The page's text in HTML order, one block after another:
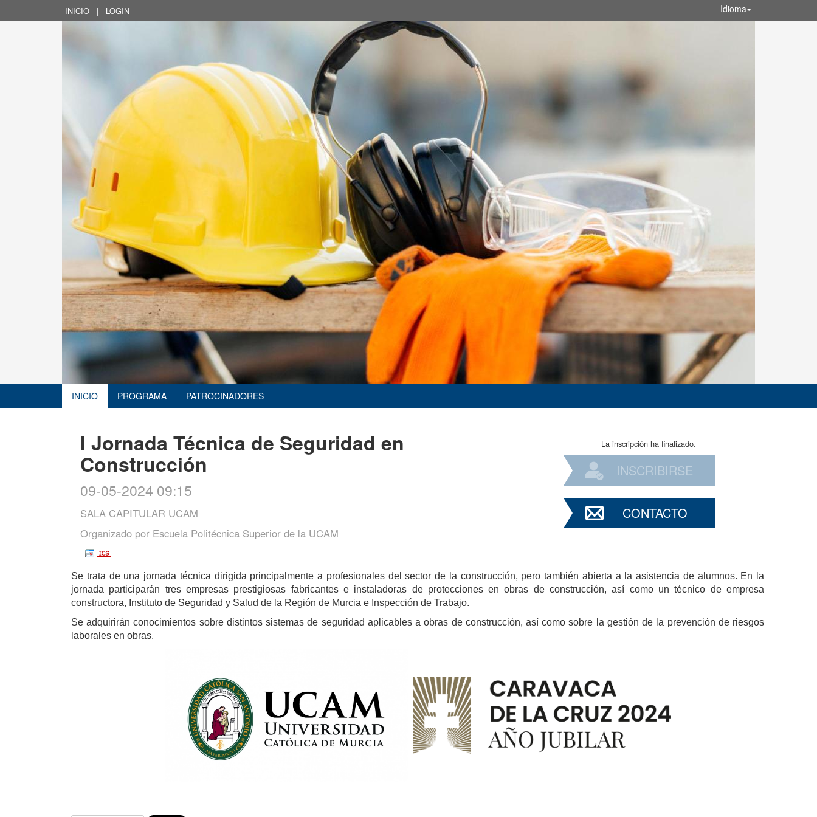
INICIO | LOGIN Idioma
INICIO PROGRAMA PATROCINADORES
I Jornada Técnica de Seguridad en
Construcción
09-05-2024 09:15
SALA CAPITULAR UCAM
Organizado por Escuela Politécnica Superior de la UCAM
La inscripción ha finalizado.
INSCRIBIRSE
CONTACTO
Se trata de una jornada técnica dirigida principalmente a profesionales del sector de la construcción, pero también abierta a la asistencia de alumnos. En la
jornada participarán tres empresas prestigiosas fabricantes e instaladoras de protecciones en obras de construcción, así como un técnico de empresa
constructora, Instituto de Seguridad y Salud de la Región de Murcia e Inspección de Trabajo.
Se adquirirán conocimientos sobre distintos sistemas de seguridad aplicables a obras de construcción, así como sobre la gestión de la prevención de riesgos
laborales en obras.